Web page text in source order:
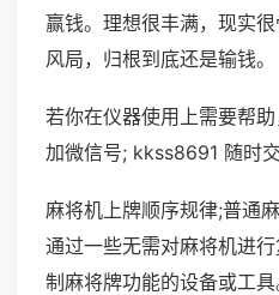
赢钱。理想很丰满，现实
风局，归根到底还是输钱。
若你在仪器使用上需要帮
加微信号; kkss8691 随时交
麻将机上牌顺序规律;普通
通过一些无需对麻将机进
制麻将牌功能的设备或工具